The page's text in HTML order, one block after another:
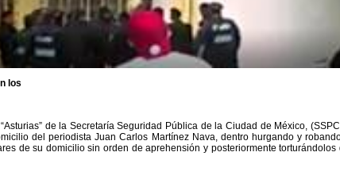
los
de la Secretaría Seguridad Pública de la Ciudad de México,
del periodista Juan Carlos Martínez Nava, dentro hurgando y
de su domicilio sin orden de aprehensión y posteriormente